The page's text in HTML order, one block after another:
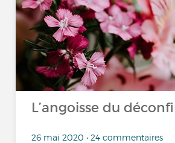
L’angoisse du
26 mai 2020 • 24 commentaires